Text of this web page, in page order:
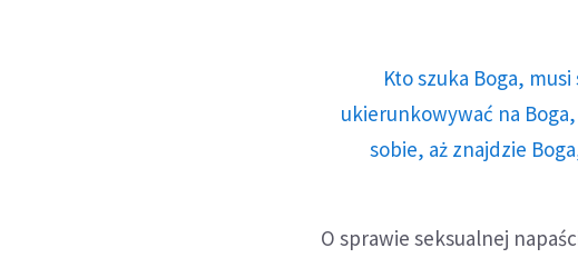
Kto szuka Boga,
ukierunkowywać na
sobie, aż znajdzie
O sprawie seksualnej